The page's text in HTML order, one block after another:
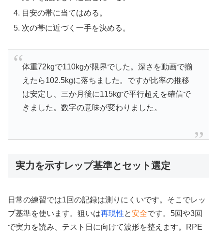
目安の帯に当てはめる。
次の帯に近づく一手を決める。
体重72kgで110kgが限界でした。深さを動画で揃
えたら102.5kgに落ちました。ですが比率の推移
は安定し、三か月後に115kgで平行超えを確信で
きました。数字の意味が変わりました。
実力を示すレップ基準とセット選定
日常の練習では1回の記録は測りにくいです。そこでレッ
プ基準を使います。狙いは再現性と安全です。5回や3回
で実力を読み、テスト日に向けて波形を整えます。RPE